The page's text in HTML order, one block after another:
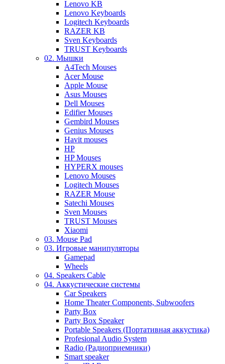
Lenovo KB
Lenovo Keyboards
Logitech Keyboards
RAZER KB
Sven Keyboards
TRUST Keyboards
02. Мышки
A4Tech Mouses
Acer Mouse
Apple Mouse
Asus Mouses
Dell Mouses
Edifier Mouses
Gembird Mouses
Genius Mouses
Havit mouses
HP
HP Mouses
HYPERX mouses
Lenovo Mouses
Logitech Mouses
RAZER Mouse
Satechi Mouses
Sven Mouses
TRUST Mouses
Xiaomi
03. Mouse Pad
03. Игровые манипуляторы
Gamepad
Wheels
04. Speakers Cable
04. Аккустические системы
Car Speakers
Home Theater Components, Subwoofers
Party Box
Party Box Speaker
Portable Speakers (Портативная аккустика)
Profesional Audio System
Radio (Радиоприемники)
Smart speaker